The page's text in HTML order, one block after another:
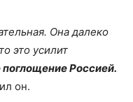
Она далеко
это усилит
поглощение Россией.
он.